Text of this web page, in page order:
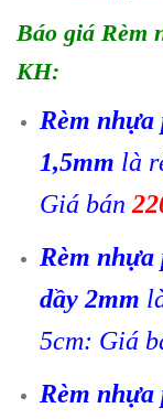
Báo giá Rèm
KH:
Rèm nhựa
1,5mm là
Giá bán
Rèm
dầy 2mm
5cm: Giá
Rèm